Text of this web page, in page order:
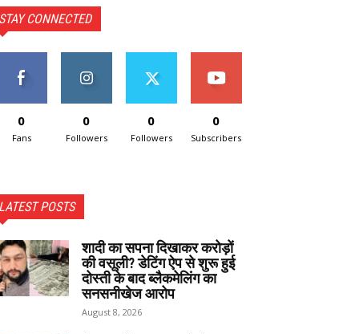
STAY CONNECTED
0
Fans
0
Followers
0
Followers
0
Subscribers
LATEST POSTS
शादी का सपना दिखाकर करोड़ों
की वसूली? डेटिंग ऐप से शुरू हुई
दोस्ती के बाद ब्लैकमेलिंग का
सनसनीखेज आरोप
August 8, 2026